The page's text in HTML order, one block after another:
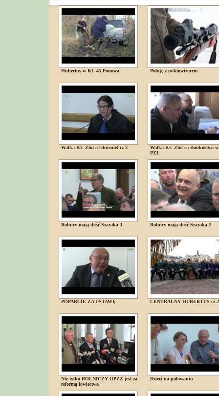
Hubertus w KŁ 45 Ponowa Poluję z noktowizorem
Walka KŁ Zlot o istnienie! cz 3
Walka KŁ Zlot o członkostwo w
PZŁ
Rolnicy mają dość Szaraka 3 Rolnicy mają dość Szaraka 2
POPARCIE ZA USTAWĘ CENTRALNY HUBERTUS cz 2
Nie tylko ROLNICZY OPZZ jest za
reformą łowiectwa
Dzieci na polowaniu